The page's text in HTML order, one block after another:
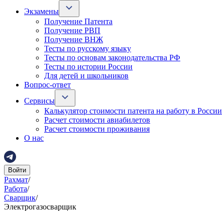
Экзамены
Получение Патента
Получение РВП
Получение ВНЖ
Тесты по русскому языку
Тесты по основам законодательства РФ
Тесты по истории России
Для детей и школьников
Вопрос-ответ
Сервисы
Калькулятор стоимости патента на работу в России
Расчет стоимости авиабилетов
Расчет стоимости проживания
О нас
Войти
Рахмат/
Работа/
Сварщик/
Электрогазосварщик